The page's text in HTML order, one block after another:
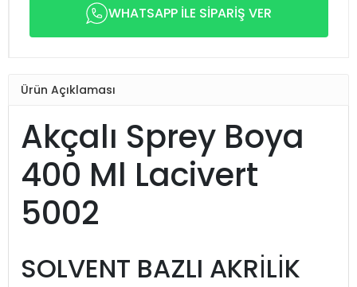
WHATSAPP İLE SİPARİŞ VER
Ürün Açıklaması
Akçalı Sprey Boya
400 Ml Lacivert
5002
SOLVENT BAZLI AKRİLİK